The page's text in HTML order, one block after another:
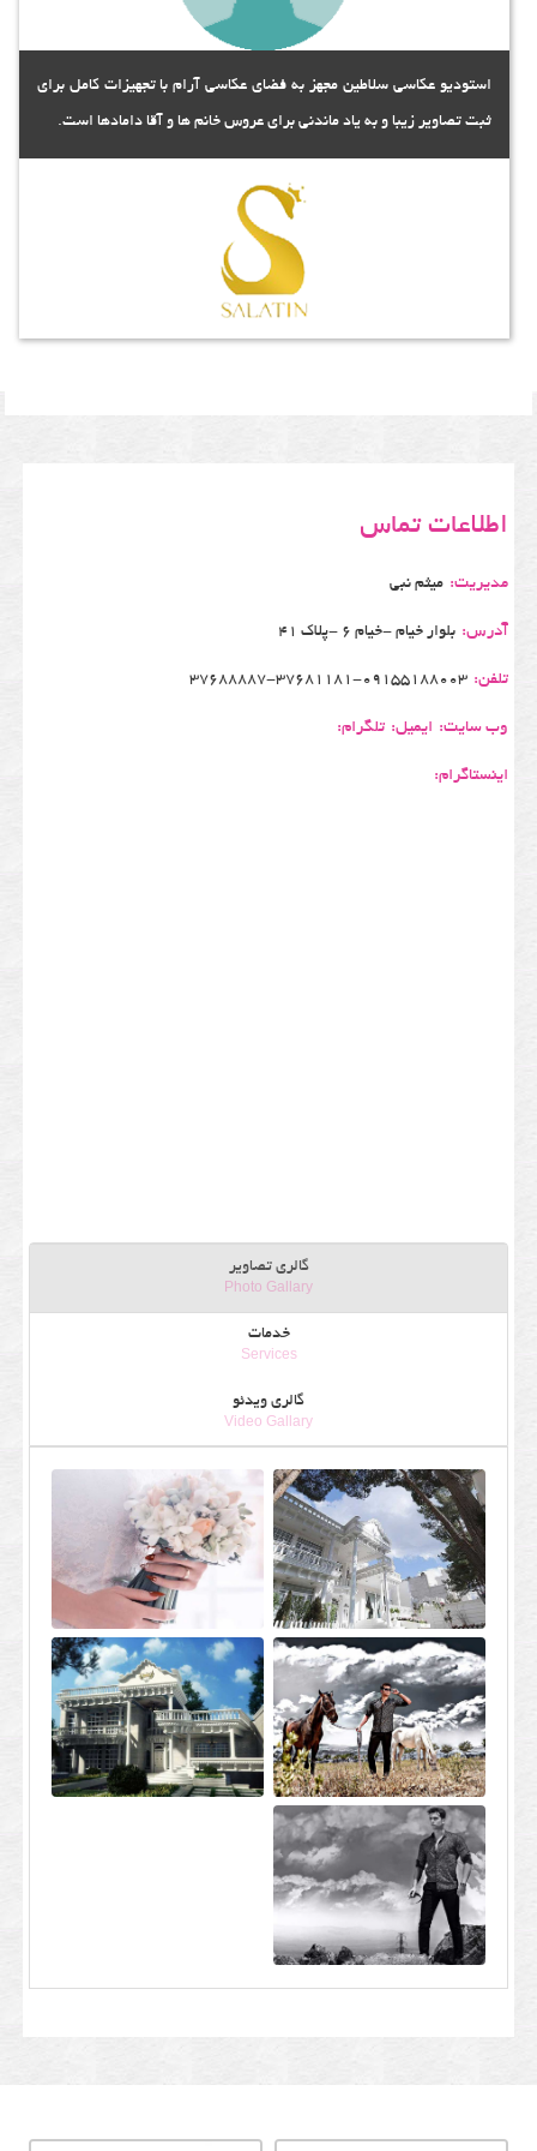
استودیو عکاسی سلاطین مجهز به فضای عکاسی آرام با تجهیزات کامل برای
ثبت تصاویر زیبا و به یاد ماندنی برای عروس خانم ها و آقا دامادها است.
اطلاعات تماس
مدیریت: میثم نبی
آدرس: بلوار خیام -خیام 6 -پلاک 41
تلفن: 37688887-37681181-09155188003
وب سایت: ایمیل: تلگرام:
اینستاگرام:
گالری تصاویر
Photo Gallary
خدمات
Services
گالری ویدئو
Video Gallary